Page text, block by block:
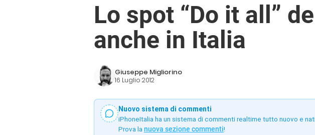
Lo spot “Do it all”
anche in Italia
Giuseppe Migliorino
16 Luglio 2012
Nuovo sistema di commenti
iPhoneItalia ha un sistema di commenti realtime tutto nuovo e
Prova la nuova sezione commenti!